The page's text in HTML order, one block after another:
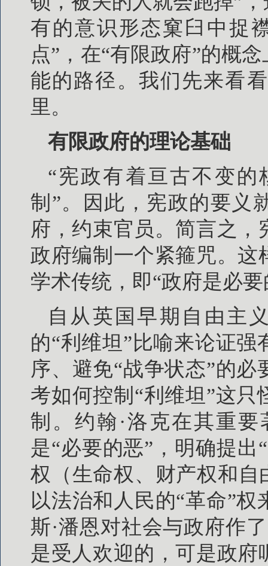
有的意识形态窠臼中捉
点”，在“有限政府”的概
能的路径。我们先来看
里。
有限政府的理论基础
“宪政有着亘古不变
制”。因此，宪政的要义
府，约束官员。简言之
政府编制一个紧箍咒。
学术传统，即“政府是必要
自从英国早期自由主
的“利维坦”比喻来论证
序、避免“战争状态”的
考如何控制“利维坦”这
制。约翰·洛克在其重
是“必要的恶”，明确提
权（生命权、财产权和自
以法治和人民的“革命”
斯·潘恩对社会与政府作
是受人欢迎的，可是政